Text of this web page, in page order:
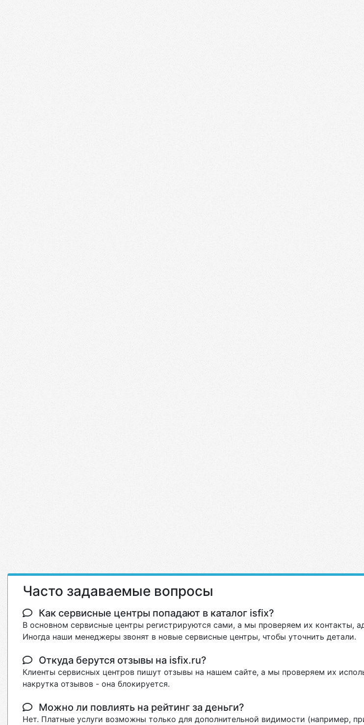
Часто задаваемые вопросы
Как сервисные центры попадают в каталог isfix?
В основном сервисные центры регистрируются сами, а мы проверяем их контакты,
Иногда наши менеджеры звонят в новые сервисные центры, чтобы уточнить детали.
Откуда берутся отзывы на isfix.ru?
Клиенты сервисных центров пишут отзывы на нашем сайте, а мы проверяем их
накрутка отзывов - она блокируется.
Можно ли повлиять на рейтинг за деньги?
Нет. Платные услуги возможны только для дополнительной видимости (например,